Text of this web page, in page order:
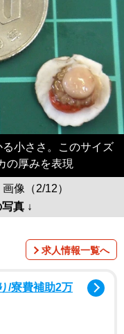
小ささ。このサイズ
の厚みを表現
像（2/12）
真 ↓
求人情報一覧へ
/寮費補助2万